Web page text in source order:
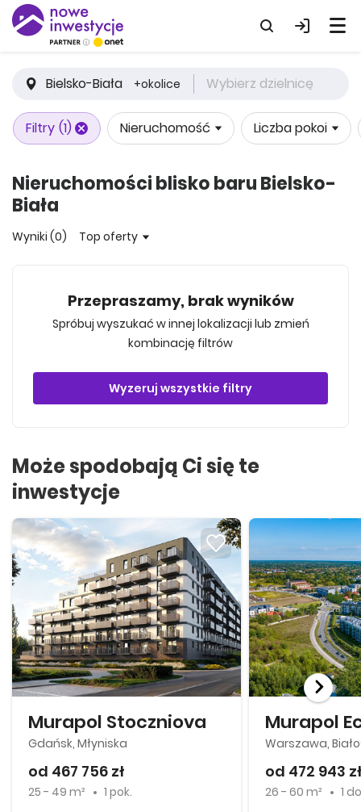
Bielsko-Biała +okolice Wybierz dzielnicę
Filtry (1) Nieruchomość Liczba pokoi
Nieruchomości blisko baru Bielsko-
Biała
Wyniki (0) Top oferty
Przepraszamy, brak wyników
Spróbuj wyszukać w innej lokalizacji lub zmień
kombinację filtrów
Wyzeruj wszystkie filtry
Może spodobają Ci się te
inwestycje
Murapol Stoczniova
Gdańsk, Młyniska
od 467 756 zł
25 - 49 m² 1 pok.
Murapol
Warszawa,
od 472 943
26 - 60 m² 1